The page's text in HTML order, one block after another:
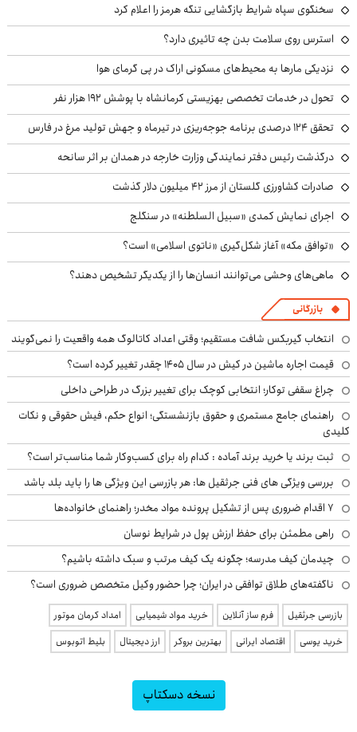
سخنگوی سپاه شرایط بازگشایی تنگه هرمز را اعلام کرد
استرس روی سلامت بدن چه تاثیری دارد؟
نزدیکی مارها به محیط‌های مسکونی اراک در پی گرمای هوا
تحول در خدمات تخصصی بهزیستی کرمانشاه با پوشش ۱۹۲ هزار نفر
تحقق ۱۲۴ درصدی برنامه جوجه‌ریزی در تیرماه و جهش تولید مرغ در فارس
درگذشت رئیس دفتر نمایندگی وزارت خارجه در همدان بر اثر سانحه
صادرات کشاورزی گلستان از مرز ۴۲ میلیون دلار گذشت
اجرای نمایش کمدی «سبیل السلطنه» در سنگلج
«توافق مکه» آغاز شکل‌گیری «ناتوی اسلامی» است؟
ماهی‌های وحشی می‌توانند انسان‌ها را از یکدیگر تشخیص دهند؟
بازرگانی
انتخاب گیربکس شافت مستقیم؛ وقتی اعداد کاتالوگ همه واقعیت را نمی‌گویند
قیمت اجاره ماشین در کیش در سال ۱۴۰۵ چقدر تغییر کرده است؟
چراغ سقفی توکار؛ انتخابی کوچک برای تغییر بزرگ در طراحی داخلی
راهنمای جامع مستمری و حقوق بازنشستگی؛ انواع حکم، فیش حقوقی و نکات
کلیدی
ثبت برند یا خرید برند آماده : کدام راه برای کسب‌وکار شما مناسب‌تر است؟
بررسی ویژگی های فنی جرثقیل ها: هر بازرسی این ویژگی ها را باید بلد باشد
۷ اقدام ضروری پس از تشکیل پرونده مواد مخدر؛ راهنمای خانواده‌ها
راهی مطمئن برای حفظ ارزش پول در شرایط نوسان
چیدمان کیف مدرسه؛ چگونه یک کیف مرتب و سبک داشته باشیم؟
ناگفته‌های طلاق توافقی در ایران؛ چرا حضور وکیل متخصص ضروری است؟
بازرسی جرثقیل فرم ساز آنلاین خرید مواد شیمیایی
امداد کرمان موتور
خرید یوسی
اقتصاد ایرانی بهترین بروکر ارز دیجیتال بلیط اتوبوس
نسخه دسکتاپ